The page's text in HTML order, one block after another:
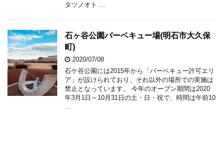
タツノオト …
石ヶ谷公園バーベキュー場(明石市大久保
町)
2020/07/08
石ケ谷公園には2015年から「バーベキュー許可エリ
ア」が設けられており、それ以外の場所での実施は
禁止となっています。 今年のオープン期間は2020
年3月1日～10月31日の土・日・祝で、時間は午前10